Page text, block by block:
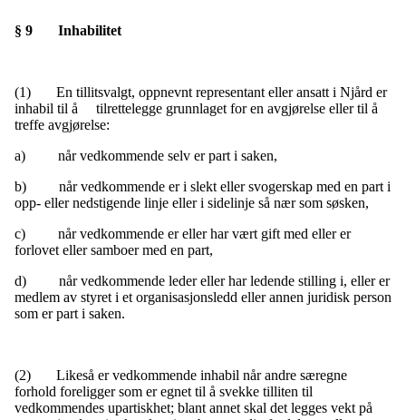
§ 9 Inhabilitet
(1) En tillitsvalgt, oppnevnt representant eller ansatt i Njård er
inhabil til å tilrettelegge grunnlaget for en avgjørelse eller til å
treffe avgjørelse:
a) når vedkommende selv er part i saken,
b) når vedkommende er i slekt eller svogerskap med en part i
opp- eller nedstigende linje eller i sidelinje så nær som søsken,
c) når vedkommende er eller har vært gift med eller er
forlovet eller samboer med en part,
d) når vedkommende leder eller har ledende stilling i, eller er
medlem av styret i et organisasjonsledd eller annen juridisk person
som er part i saken.
(2) Likeså er vedkommende inhabil når andre særegne
forhold foreligger som er egnet til å svekke tilliten til
vedkommendes upartiskhet; blant annet skal det legges vekt på